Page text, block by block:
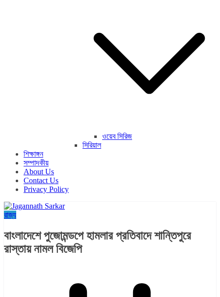
ওয়েব সিরিজ
সিরিয়াল
শিক্ষাঙ্গন
সম্পাদকীয়
About Us
Contact Us
Privacy Policy
রাজ্য​
বাংলাদেশে পুজোমন্ডপে হামলার প্রতিবাদে শান্তিপুরে
রাস্তায় নামল বিজেপি